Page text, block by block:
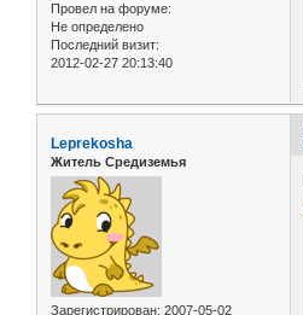
Провел на форуме:
Не определено
Последний визит:
2012-02-27 20:13:40
Leprekosha
Житель Средиземья
Зарегистрирован: 2007-05-02